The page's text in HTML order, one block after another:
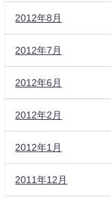
2012年8月
2012年7月
2012年6月
2012年2月
2012年1月
2011年12月